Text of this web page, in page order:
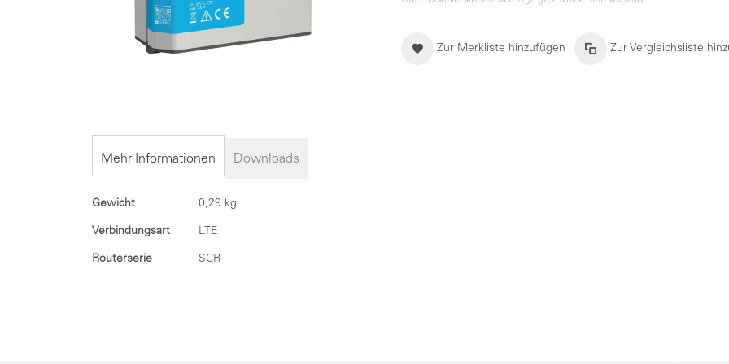
Anfang
Zur Merkliste hinzufügen Zur Vergleichsliste
Mehr Informationen
Mehr
Gewicht 0,29 kg
Verbindungsart LTE
Routerserie SCR
Downloads